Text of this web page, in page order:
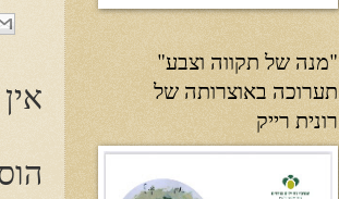
"מנה של תקווה וצבע"
תערוכה באוצרותה של
רונית רייק